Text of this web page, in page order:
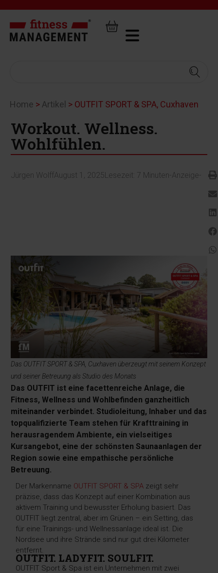
Home > Artikel > OUTFIT SPORT & SPA, Cuxhaven
Workout. Wellness.
Wohlfühlen.
Jürgen WolffAugust 1, 2025Lesezeit: 7 Minuten-Anzeige-
Das OUTFIT SPORT & SPA, Cuxhaven überzeugt mit seinem Konzept
und seiner Betreuung als Studio des Monats
Das OUTFIT ist eine facettenreiche Anlage, die
Fitness, Wellness und Wohlbefinden ganzheitlich
miteinander verbindet. Studioleitung, Inhaber und das
topqualifizierte Team stehen für Krafttraining in
herausragendem Ambiente, ein vielseitiges
Kursangebot, eine der schönsten Saunaanlagen der
Region sowie eine empathische persönliche
Betreuung.
Der Markenname OUTFIT SPORT & SPA zeigt sehr
präzise, dass das Konzept auf einer Kombination aus
aktivem Training und bewusster Erholung basiert. Das
OUTFIT liegt zentral, aber im Grünen – ein Setting, das
für eine Trainings- und Wellnessanlage ideal ist. Die
Nordsee und ihre Strände sind nur gut drei Kilometer
entfernt.
OUTFIT. LADYFIT. SOULFIT.
OUTFIT Sport & Spa ist ein Unternehmen mit zwei